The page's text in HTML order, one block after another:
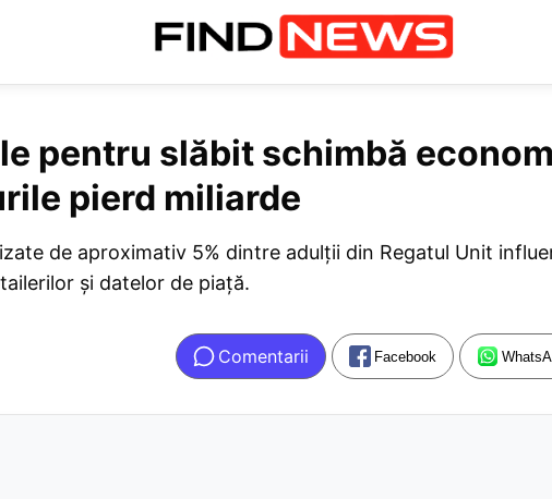
pentru slăbit schimbă
pierd miliarde
de aproximativ 5% dintre adulții din Regatul Unit
și datelor de piață.
Comentarii Facebook